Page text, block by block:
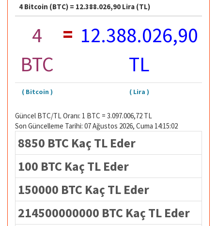
4 Bitcoin (BTC) = 12.388.026,90 Lira (TL)
4
BTC
= 12.388.026,90
TL
( Bitcoin ) ( Lira )
Güncel BTC/TL Oranı: 1 BTC = 3.097.006,72 TL
Son Güncelleme Tarihi: 07 Ağustos 2026, Cuma 14:15:02
8850 BTC Kaç TL Eder
100 BTC Kaç TL Eder
150000 BTC Kaç TL Eder
214500000000 BTC Kaç TL Eder